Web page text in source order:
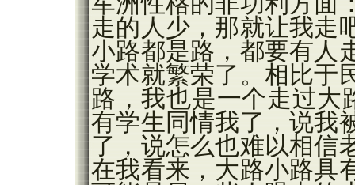
走的人少，那就让我走
小路都是路，都要有人
学术就繁荣了。相比于
路，我也是一个走过大
有学生同情我了，说我
了，说怎么也难以相信
在我看来，大路小路具